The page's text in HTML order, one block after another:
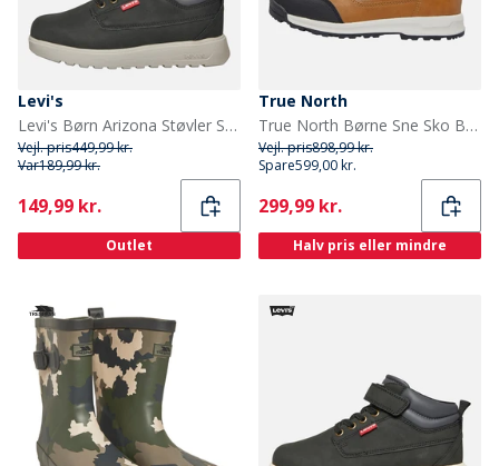
Levi's
Levi's Børn Arizona Støvler Sort 0003
Vejl. pris449,99 kr.
Var189,99 kr.
Current
149,99 kr.
Outlet
True North
True North Børne Sne Sko Brun
Vejl. pris898,99 kr.
Spare599,00 kr.
Current
299,99 kr.
Halv pris eller mindre